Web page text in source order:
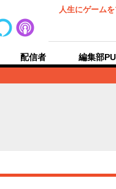
人生にゲーム
配信者 編集部